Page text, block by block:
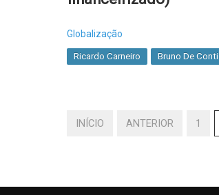
Globalização
Ricardo Carneiro Bruno De Conti
INÍCIO ANTERIOR 1